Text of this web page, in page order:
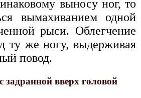
выносу ног, то
вымахиванием одной
рыси. Облегчение
ту же ногу, выдерживая
повод.
задранной вверх головой